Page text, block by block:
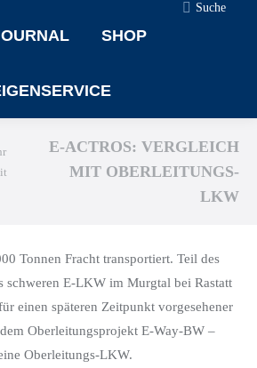
SHOP
Search:
Suche
E-ACTROS: VERGLEICH
MIT OBERLEITUNGS-
LKW
Tonnen Fracht transportiert. Teil des
schweren E-LKW im Murgtal bei Rastatt
einen späteren Zeitpunkt vorgesehener
Oberleitungsprojekt E-Way-BW –
Oberleitungs-LKW.